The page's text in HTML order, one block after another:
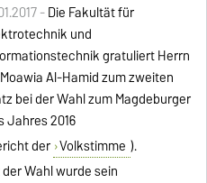
-Die Fakultät für
und
gratuliert Herrn
Moawia Al-Hamid zum zweiten
bei der Wahl zum Magdeburger
Jahres 2016
der Volkstimme ).
der Wahl wurde sein